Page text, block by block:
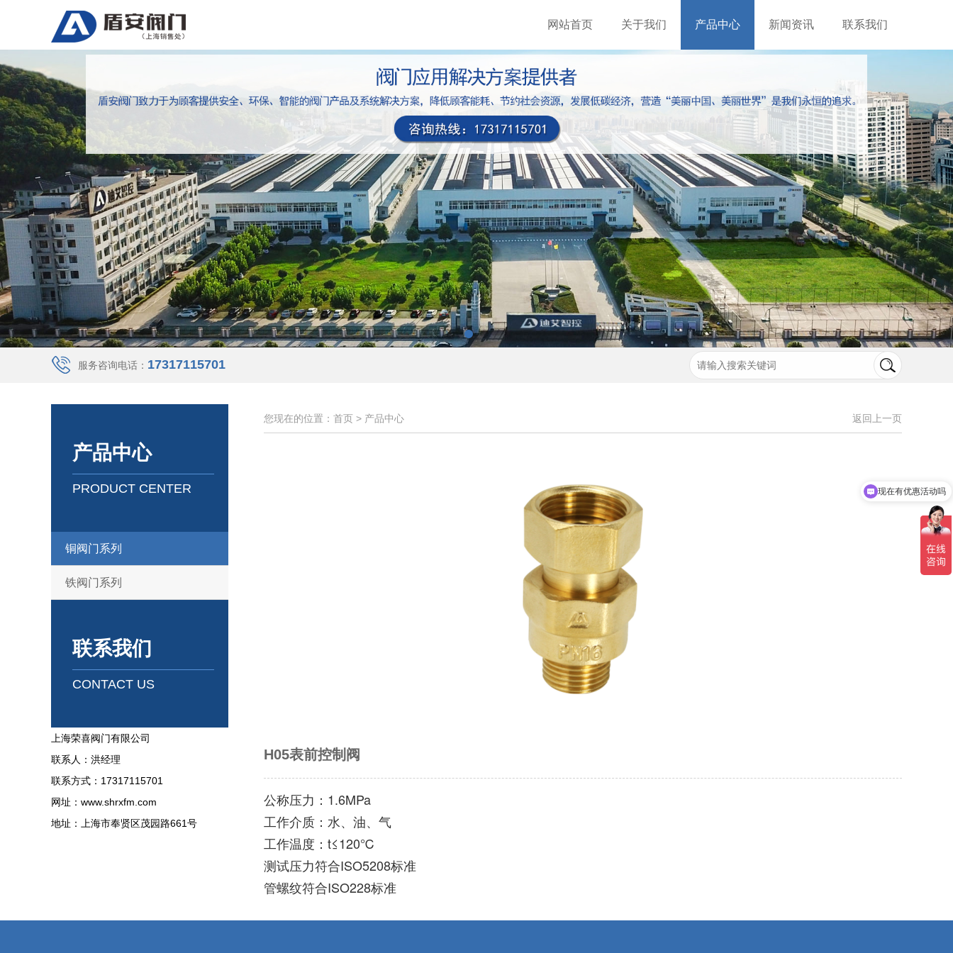
网站首页 关于我们 产品中心 新闻资讯 联系我们
服务咨询电话： 17317115701
产品中心
PRODUCT CENTER
铜阀门系列
铁阀门系列
联系我们
CONTACT US
上海荣喜阀门有限公司
联系人：洪经理
联系方式：17317115701
网址：www.shrxfm.com
地址：上海市奉贤区茂园路661号
您现在的位置：首页 > 产品中心 返回上一页
H05表前控制阀
公称压力：1.6MPa
工作介质：水、油、气
工作温度：t≤120℃
测试压力符合ISO5208标准
管螺纹符合ISO228标准
现在有优惠活动吗